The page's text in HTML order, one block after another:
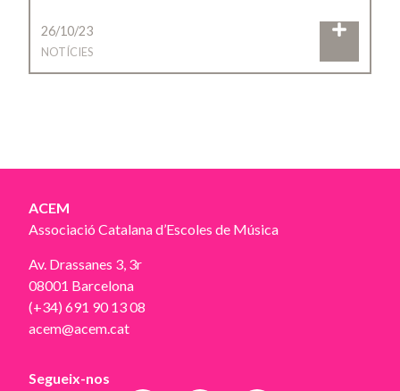
26/10/23
NOTÍCIES
ACEM
Associació Catalana d’Escoles de Música
Av. Drassanes 3, 3r
08001 Barcelona
(+34) 691 90 13 08
acem@acem.cat
Segueix-nos